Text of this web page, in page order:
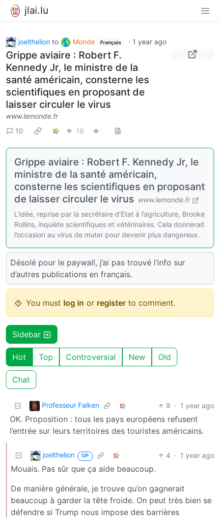
jlai.lu
joelthelion to Monde Français · 1 year ago
Grippe aviaire : Robert F.
Kennedy Jr, le ministre de la
santé américain, consterne les
scientifiques en proposant de
laisser circuler le virus
www.lemonde.fr
10
18
Grippe aviaire : Robert F. Kennedy Jr, le
ministre de la santé américain,
consterne les scientifiques en proposant
de laisser circuler le virus www.lemonde.fr
L’idée, reprise par la secrétaire d’Etat à l’agriculture, Brooke
Rollins, inquiète scientifiques et vétérinaires. Cela donnerait
l’occasion au virus de muter pour devenir plus dangereux.
Désolé pour le paywall, j’ai pas trouvé l’info sur
d’autres publications en français.
You must log in or register to comment.
Sidebar
Hot Top Controversial New Old
Chat
Professeur Falken 9 · 1 year ago
OK. Proposition : tous les pays européens refusent
l’entrée sur leurs territoires des touristes américains.
joelthelion OP 4 · 1 year ago
Mouais. Pas sûr que ça aide beaucoup.
De manière générale, je trouve qu’on gagnerait
beaucoup à garder la tête froide. On peut très bien se
défendre si Trump nous impose des barrières